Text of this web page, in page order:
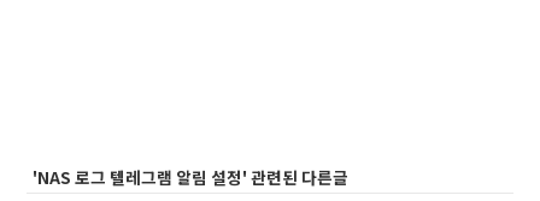
'NAS 로그 텔레그램 알림 설정' 관련된 다른글